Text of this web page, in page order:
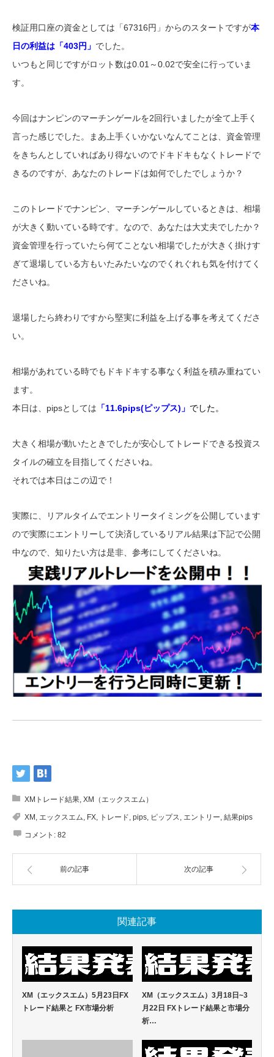
検証用口座の資金としては「67316円」からのスタートですが本
日の利益は「403円」 でした。
いつもと同じですがロット数は0.01～0.02で安全に行っていま
す。
今回はナンピンのマーチンゲールを2回行いましたが全て上手く
言った感じでした。まあ上手くいかないなんてことは、資金管理
をきちんとしていればあり得ないのでドキドキもなくトレードで
きるのですが、あなたのトレードは如何でしたでしょうか？
このトレードでナンピン、マーチンゲールしているときは、相場
が大きく動いている時です。なので、あなたは大丈夫でしたか？
資金管理を行っていたら何てことない相場でしたが大きく掛けす
ぎて退場している方もいたみたいなのでくれぐれも気を付けてく
ださいね。
退場したら終わりですから堅実に利益を上げる事を考えてくださ
い。
相場があれている時でもドキドキする事なく利益を積み重ねてい
ます。
本日は、pipsとしては 「11.6pips(ピップス)」 でした。
大きく相場が動いたときでしたが安心してトレードできる投資ス
タイルの確立を目指してくださいね。
それでは本日はこの辺で！
実際に、リアルタイムでエントリータイミングを公開しています
ので実際にエントリーして決済しているリアル結果は下記で公開
中なので、知りたい方は是非、参考にしてくださいね。
XMトレード結果 XM（エックスエム）
XM エックスエム FX トレード pips ピップス エントリー 結果pips
コメント: 82
前の記事 次の記事
関連記事
XM（エックスエム）5月23日FX
トレード結果と FX市場分析
XM（エックスエム）3月18日~3
月22日 FXトレード結果と市場分
析…